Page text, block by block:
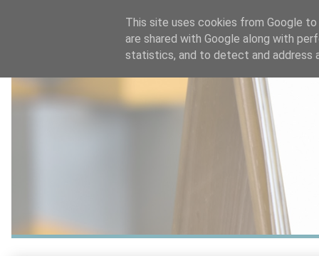
This site uses cookies from Google
are shared with Google along with
statistics, and to detect and address